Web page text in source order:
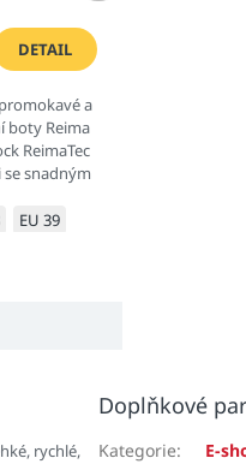
DETAIL
a
boty Reima
ReimaTec
snadným
EU 39
rychlé,
Doplňkové
Kategorie:
E-